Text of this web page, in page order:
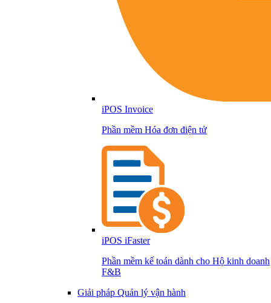
iPOS Invoice
Phần mềm Hóa đơn điện tử
iPOS iFaster
Phần mềm kế toán dành cho Hộ kinh doanh
F&B
Giải pháp Quản lý vận hành